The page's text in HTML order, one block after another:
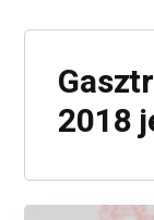
2018